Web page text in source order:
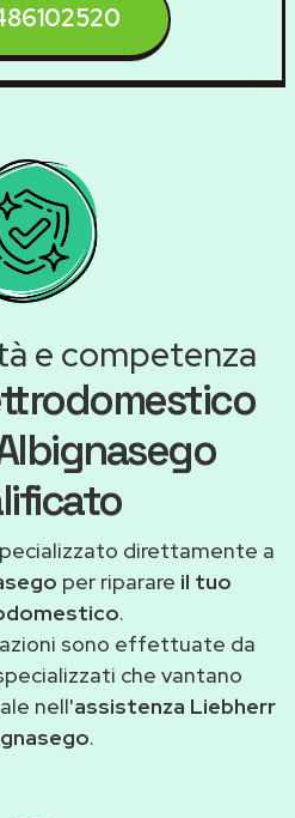
e competenza
direttamente a
per riparare il tuo
.
sono effettuate da
che vantano
nell'assistenza Liebherr
.